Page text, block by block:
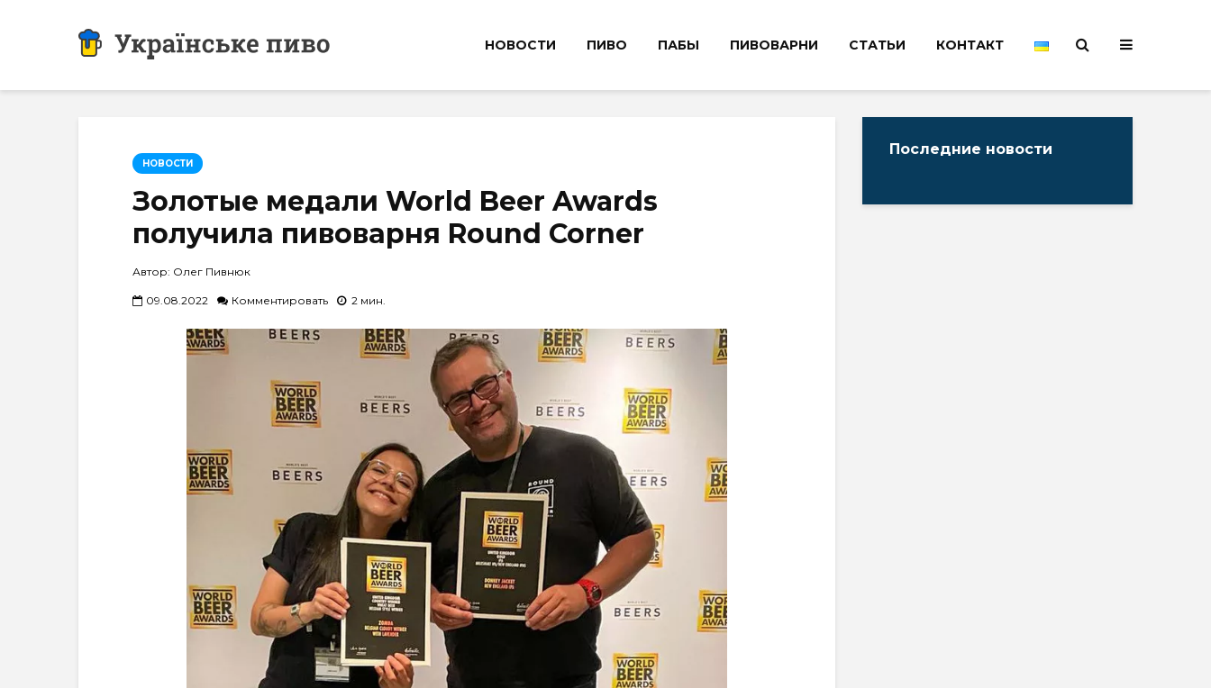
НОВОСТИ ПИВО ПАБЫ ПИВОВАРНИ СТАТЬИ КОНТАКТ
НОВОСТИ
Золотые медали World Beer Awards
получила пивоварня Round Corner
Автор: Олег Пивнюк
09.08.2022 Комментировать 2 мин.
Последние новости